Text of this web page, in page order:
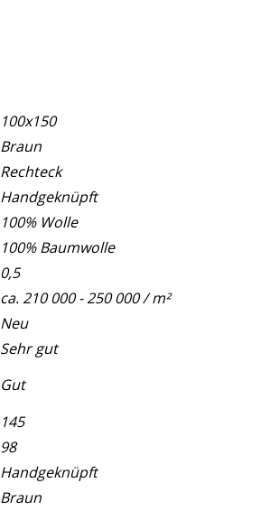
100x150
Braun
Rechteck
Handgeknüpft
100% Wolle
100% Baumwolle
0,5
ca. 210 000 - 250 000 / m²
Neu
Sehr gut
Gut
145
98
Handgeknüpft
Braun